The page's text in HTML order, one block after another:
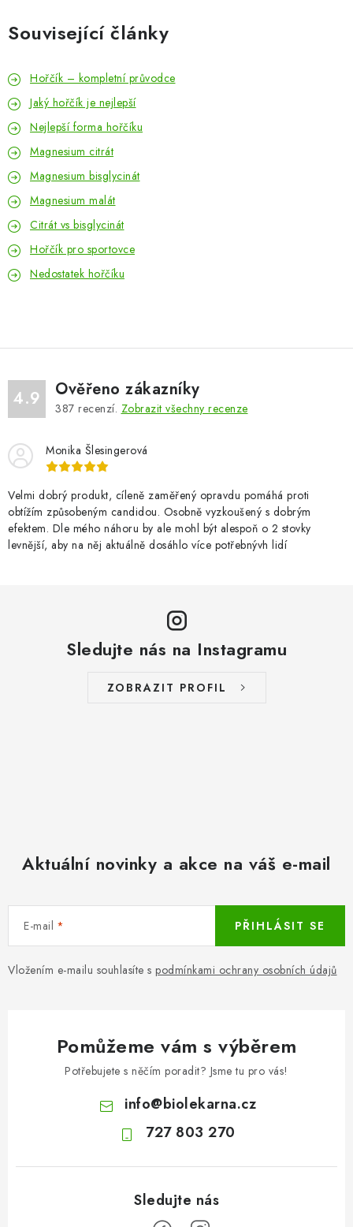
Související články
Hořčík – kompletní průvodce
Jaký hořčík je nejlepší
Nejlepší forma hořčíku
Magnesium citrát
Magnesium bisglycinát
Magnesium malát
Citrát vs bisglycinát
Hořčík pro sportovce
Nedostatek hořčíku
4.9 Ověřeno zákazníky
387 recenzí. Zobrazit všechny recenze
Monika Šlesingerová
Velmi dobrý produkt, cíleně zaměřený opravdu pomáhá proti
obtížím způsobeným candidou. Osobně vyzkoušený s dobrým
efektem. Dle mého náhoru by ale mohl být alespoň o 2 stovky
levnější, aby na něj aktuálně dosáhlo více potřebnývh lidí
Sledujte nás na Instagramu
ZOBRAZIT PROFIL
Aktuální novinky a akce na váš e-mail
E-mail
Vložením e-mailu souhlasíte s podmínkami ochrany osobních údajů
PŘIHLÁSIT SE
Pomůžeme vám s výběrem
Potřebujete s něčím poradit? Jsme tu pro vás!
info@biolekarna.cz
727 803 270